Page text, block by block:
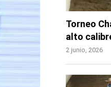
Torneo
alto
2 junio, 2026